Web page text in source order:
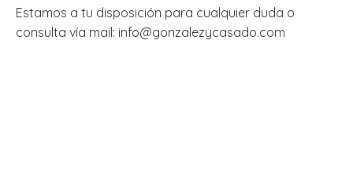
Estamos a tu disposición para cualquier duda o
consulta vía mail: info@gonzalezycasado.com